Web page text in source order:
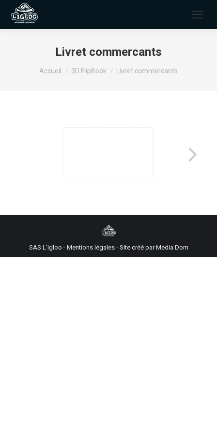
Livret commercants
Vous êtes ici :
Accueil 3D FlipBook Livret commercants
SAS L'Igloo - Mentions légales- Site créé par Media Dom